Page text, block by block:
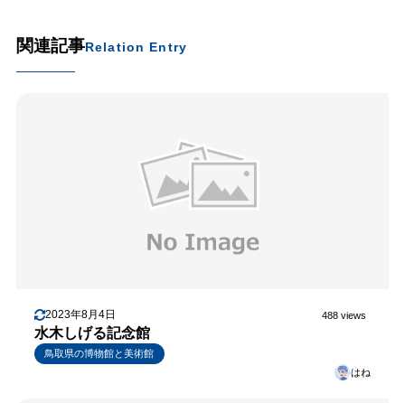
関連記事Relation Entry
2023年8月4日 488 views
水木しげる記念館
鳥取県の博物館と美術館
はね